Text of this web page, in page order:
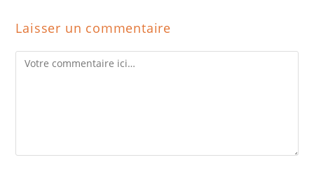
Laisser un commentaire
Comment